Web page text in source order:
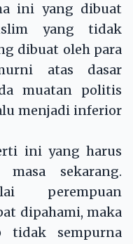
ini yang dibuat
yang tidak
dibuat oleh para
atas dasar
muatan politis
menjadi inferior
ini yang harus
sekarang.
perempuan
dipahami, maka
tidak sempurna